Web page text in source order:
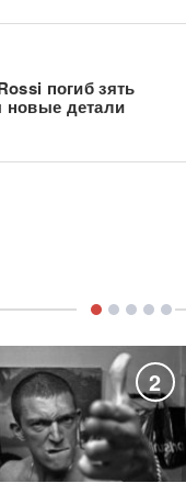
погиб зять
новые детали
2